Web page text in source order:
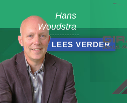
Hans
Woudstra
LEES VERDER